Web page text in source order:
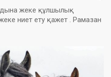
жеке құлшылық
ниет ету қажет . Рамазан